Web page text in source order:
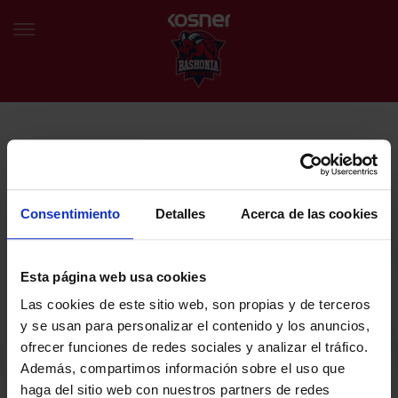
Consentimiento Detalles Acerca de las cookies
Esta página web usa cookies
Las cookies de este sitio web, son propias y de terceros
y se usan para personalizar el contenido y los anuncios,
ofrecer funciones de redes sociales y analizar el tráfico.
Además, compartimos información sobre el uso que
haga del sitio web con nuestros partners de redes
BERRIAK
SARRERAK
ABONATUAK
EGUTEGIA
Egin bat gure harmaila birtualarekin eta izan lehena klubaren
azken albiste eta promozioen berri izaten.
Baskoniaren Pribatutasun politika irakurri eta onartzen dut eta
Baskoniaren jarduerei, produktuei, zerbitzuei, lehiaketei, eskaintzei
eta/edo sustapenei buruzko komunikazio elektronikoak jaso nahi ditut.
DENDA OFIZIALA BASKONIA
SARRERAK